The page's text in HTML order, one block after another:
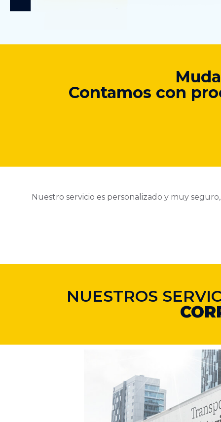
Contamos con
Nuestro servicio es personalizado y muy
NUESTROS